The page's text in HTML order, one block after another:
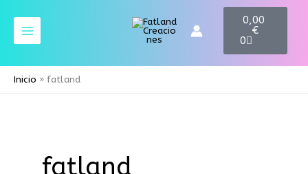
contenido
0,00
€
0
C
a
t
Inicio fatland
fatland